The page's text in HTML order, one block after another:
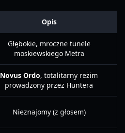
Opis
Głębokie, mroczne tunele
moskiewskiego Metra
Novus Ordo, totalitarny reżim
prowadzony przez Huntera
Nieznajomy (z głosem)